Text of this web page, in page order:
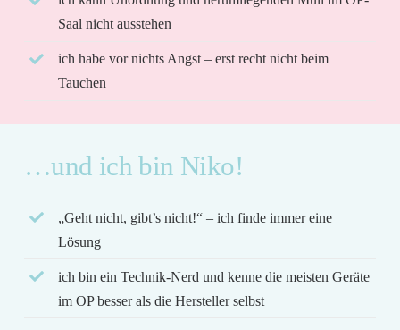
Saal nicht ausstehen
ich habe vor nichts Angst – erst recht nicht beim
Tauchen
…und ich bin Niko!
„Geht nicht, gibt’s nicht!“ – ich finde immer eine
Lösung
ich bin ein Technik-Nerd und kenne die meisten Geräte
im OP besser als die Hersteller selbst